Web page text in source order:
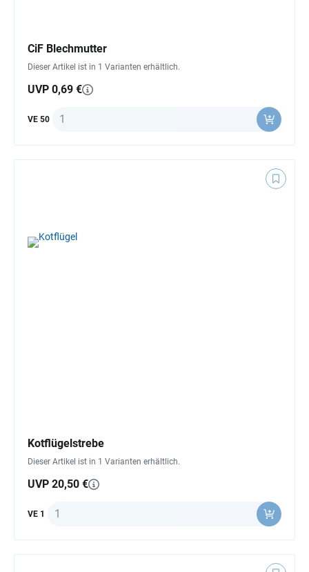
CiF Blechmutter
Dieser Artikel ist in 1 Varianten erhältlich.
UVP 0,69 €
VE 50 Anzahl
Kotflügelstrebe
Dieser Artikel ist in 1 Varianten erhältlich.
UVP 20,50 €
VE 1 Anzahl